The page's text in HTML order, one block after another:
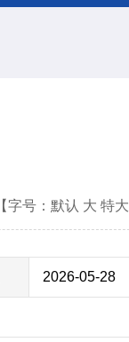
【字号： 默认 大 特大
2026-05-28